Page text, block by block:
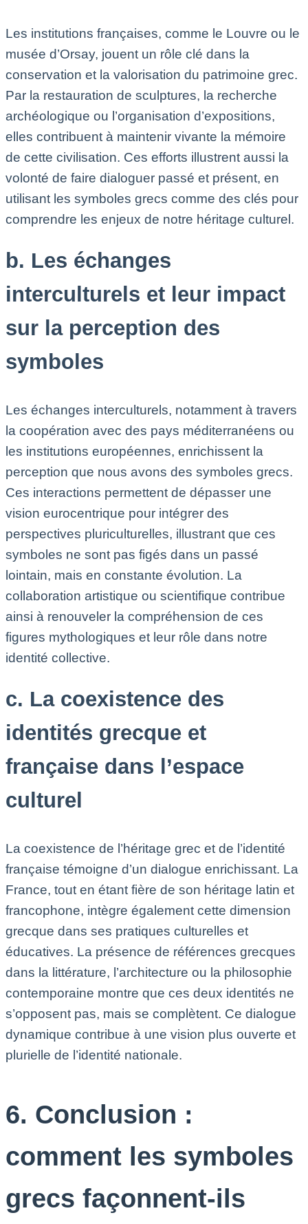
Les institutions françaises, comme le Louvre ou le
musée d’Orsay, jouent un rôle clé dans la
conservation et la valorisation du patrimoine grec.
Par la restauration de sculptures, la recherche
archéologique ou l’organisation d’expositions,
elles contribuent à maintenir vivante la mémoire
de cette civilisation. Ces efforts illustrent aussi la
volonté de faire dialoguer passé et présent, en
utilisant les symboles grecs comme des clés pour
comprendre les enjeux de notre héritage culturel.
b. Les échanges
interculturels et leur impact
sur la perception des
symboles
Les échanges interculturels, notamment à travers
la coopération avec des pays méditerranéens ou
les institutions européennes, enrichissent la
perception que nous avons des symboles grecs.
Ces interactions permettent de dépasser une
vision eurocentrique pour intégrer des
perspectives pluriculturelles, illustrant que ces
symboles ne sont pas figés dans un passé
lointain, mais en constante évolution. La
collaboration artistique ou scientifique contribue
ainsi à renouveler la compréhension de ces
figures mythologiques et leur rôle dans notre
identité collective.
c. La coexistence des
identités grecque et
française dans l’espace
culturel
La coexistence de l’héritage grec et de l’identité
française témoigne d’un dialogue enrichissant. La
France, tout en étant fière de son héritage latin et
francophone, intègre également cette dimension
grecque dans ses pratiques culturelles et
éducatives. La présence de références grecques
dans la littérature, l’architecture ou la philosophie
contemporaine montre que ces deux identités ne
s’opposent pas, mais se complètent. Ce dialogue
dynamique contribue à une vision plus ouverte et
plurielle de l’identité nationale.
6. Conclusion :
comment les symboles
grecs façonnent-ils